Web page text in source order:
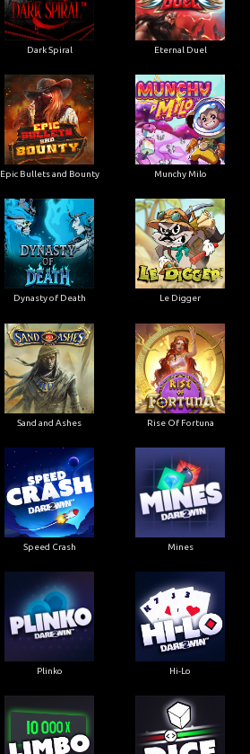
Dark Spiral Eternal Duel
Epic Bullets and Bounty Munchy Milo
Dynasty of Death Le Digger
Sand and Ashes Rise Of Fortuna
Speed Crash Mines
Plinko Hi-Lo